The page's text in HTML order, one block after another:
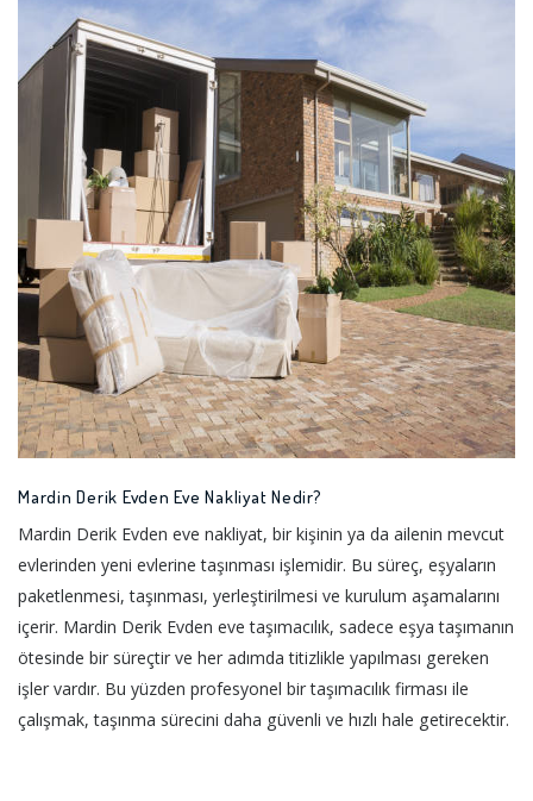
Mardin Derik Evden Eve Nakliyat Nedir?
Mardin Derik Evden eve nakliyat, bir kişinin ya da ailenin mevcut
evlerinden yeni evlerine taşınması işlemidir. Bu süreç, eşyaların
paketlenmesi, taşınması, yerleştirilmesi ve kurulum aşamalarını
içerir. Mardin Derik Evden eve taşımacılık, sadece eşya taşımanın
ötesinde bir süreçtir ve her adımda titizlikle yapılması gereken
işler vardır. Bu yüzden profesyonel bir taşımacılık firması ile
çalışmak, taşınma sürecini daha güvenli ve hızlı hale getirecektir.